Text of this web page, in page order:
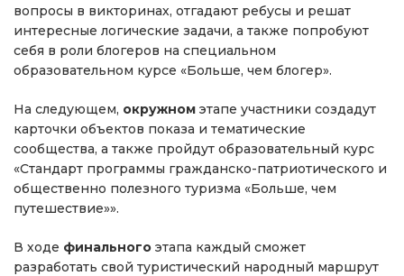
вопросы в викторинах, отгадают ребусы и решат
интересные логические задачи, а также попробуют
себя в роли блогеров на специальном
образовательном курсе «Больше, чем блогер».
На следующем, окружном этапе участники создадут
карточки объектов показа и тематические
сообщества, а также пройдут образовательный курс
«Стандарт программы гражданско-патриотического и
общественно полезного туризма «Больше, чем
путешествие»».
В ходе финального этапа каждый сможет
разработать свой туристический народный маршрут